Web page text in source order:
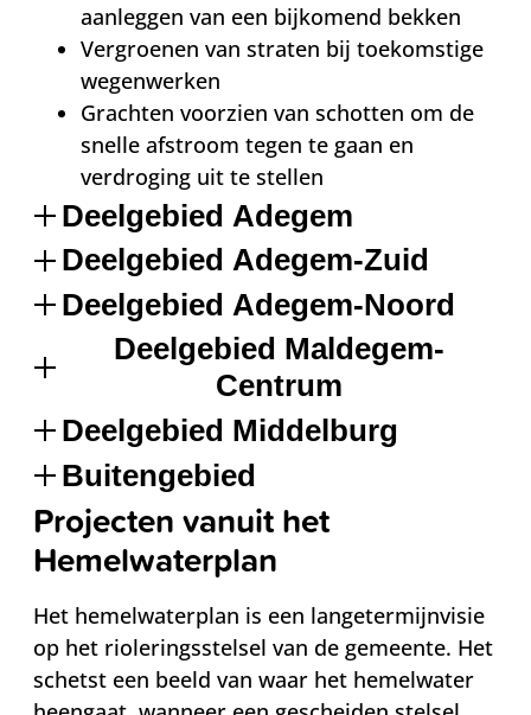
aanleggen van een bijkomend bekken
Vergroenen van straten bij toekomstige
wegenwerken
Grachten voorzien van schotten om de
snelle afstroom tegen te gaan en
verdroging uit te stellen
Deelgebied Adegem
Deelgebied Adegem-Zuid
Deelgebied Adegem-Noord
Deelgebied Maldegem-
Centrum
Deelgebied Middelburg
Buitengebied
Projecten vanuit het
Hemelwaterplan
Het hemelwaterplan is een langetermijnvisie
op het rioleringsstelsel van de gemeente. Het
schetst een beeld van waar het hemelwater